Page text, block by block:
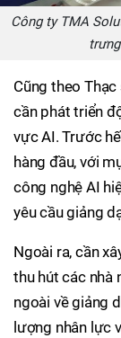
Công ty TMA
Cũng theo
cần phát triển
vực AI. Trước
hàng đầu, với
công nghệ AI
yêu cầu giảng
Ngoài ra, cần
thu hút các nhà
ngoài về giảng
lượng nhân lực